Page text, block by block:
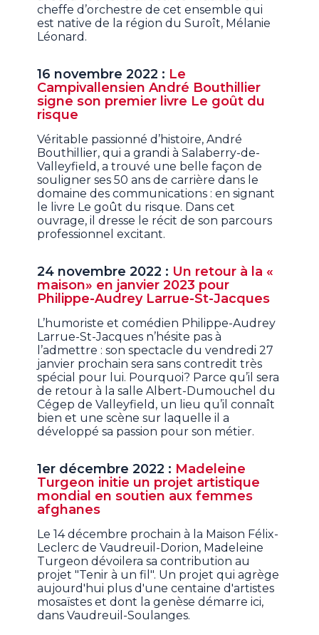
cheffe d’orchestre de cet ensemble qui
est native de la région du Suroît, Mélanie
Léonard.
16 novembre 2022 : Le
Campivallensien André Bouthillier
signe son premier livre Le goût du
risque
Véritable passionné d’histoire, André
Bouthillier, qui a grandi à Salaberry-de-
Valleyfield, a trouvé une belle façon de
souligner ses 50 ans de carrière dans le
domaine des communications : en signant
le livre Le goût du risque. Dans cet
ouvrage, il dresse le récit de son parcours
professionnel excitant.
24 novembre 2022 : Un retour à la «
maison» en janvier 2023 pour
Philippe-Audrey Larrue-St-Jacques
L’humoriste et comédien Philippe-Audrey
Larrue-St-Jacques n’hésite pas à
l’admettre : son spectacle du vendredi 27
janvier prochain sera sans contredit très
spécial pour lui. Pourquoi? Parce qu’il sera
de retour à la salle Albert-Dumouchel du
Cégep de Valleyfield, un lieu qu’il connaît
bien et une scène sur laquelle il a
développé sa passion pour son métier.
1er décembre 2022 : Madeleine
Turgeon initie un projet artistique
mondial en soutien aux femmes
afghanes
Le 14 décembre prochain à la Maison Félix-
Leclerc de Vaudreuil-Dorion, Madeleine
Turgeon dévoilera sa contribution au
projet "Tenir à un fil". Un projet qui agrège
aujourd'hui plus d'une centaine d'artistes
mosaïstes et dont la genèse démarre ici,
dans Vaudreuil-Soulanges.